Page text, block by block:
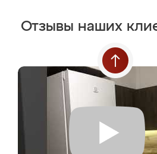
Отзывы наших